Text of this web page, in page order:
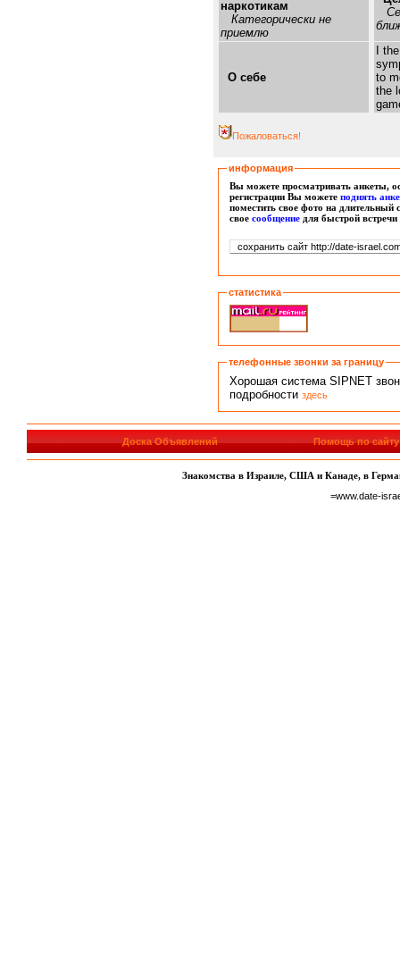
наркотикам
Категорически не
приемлю
О себе
I
to
the
Пожаловаться!
информация
Вы можете просматривать анкеты,
регистрации Вы можетеподнять
поместить свое фото на длительный
своесообщение для быстрой
статистика
телефонные звонки за границу
Хорошая система SIPNET
подробностиздесь
Доска Объявлений Помощь по сайту
Знакомства в Израиле, США и Канаде, в
=www.date-